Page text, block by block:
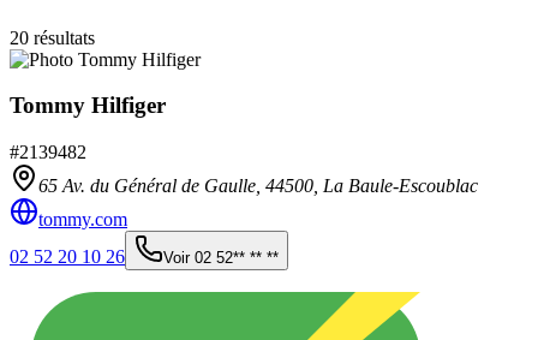
20 résultats
Tommy Hilfiger
#2139482
65 Av. du Général de Gaulle, 44500 La Baule-Escoublac
tommy.com
02 52 20 10 26
Voir 02 52** ** **